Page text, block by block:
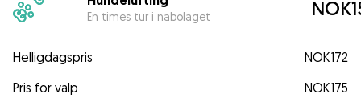
En times tur i nabolaget
Helligdagspris
NOK172
Pris for valp
NOK175